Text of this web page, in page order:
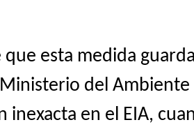
que esta medida
Ministerio del
inexacta en el EIA,